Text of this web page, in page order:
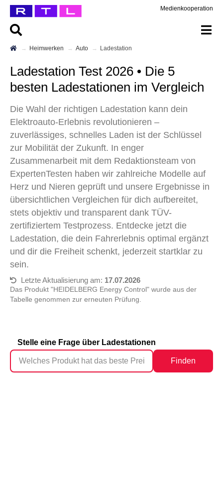
Medienkooperation
Heimwerken Auto Ladestation
Ladestation Test 2026 • Die 5
besten Ladestationen im Vergleich
Die Wahl der richtigen Ladestation kann dein
Elektroauto-Erlebnis revolutionieren –
zuverlässiges, schnelles Laden ist der Schlüssel
zur Mobilität der Zukunft. In enger
Zusammenarbeit mit dem Redaktionsteam von
ExpertenTesten haben wir zahlreiche Modelle auf
Herz und Nieren geprüft und unsere Ergebnisse in
übersichtlichen Vergleichen für dich aufbereitet,
stets objektiv und transparent dank TÜV-
zertifiziertem Testprozess. Entdecke jetzt die
Ladestation, die dein Fahrerlebnis optimal ergänzt
und dir die Freiheit schenkt, jederzeit startklar zu
sein.
Letzte Aktualisierung am: 17.07.2026
Das Produkt "HEIDELBERG Energy Control" wurde aus der
Tabelle genommen zur erneuten Prüfung.
Stelle eine Frage über Ladestationen
Finden